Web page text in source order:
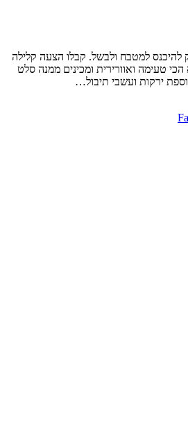
למטבח ולבשל. קבלו הצעה קלילה
טעימה ואוורירית ומכינים ממנה סלט
ירקות ועשבי תיבול…